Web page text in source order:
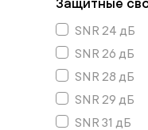
Защитные
SNR 24 дБ
SNR 26 дБ
SNR 28 дБ
SNR 29 дБ
SNR 31 дБ